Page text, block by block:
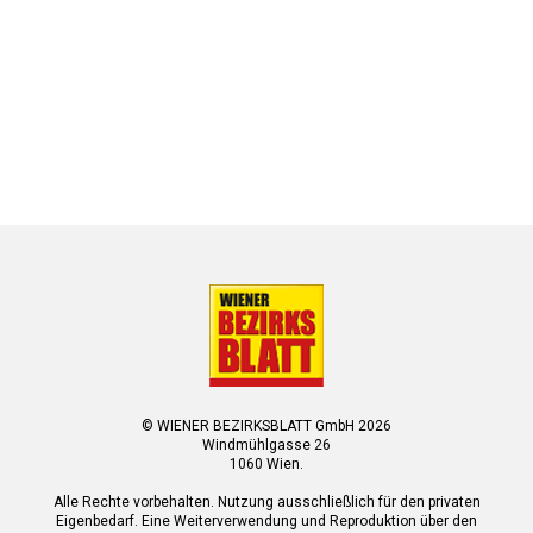
© WIENER BEZIRKSBLATT GmbH 2026
Windmühlgasse 26
1060 Wien.
Alle Rechte vorbehalten. Nutzung ausschließlich für den privaten
Eigenbedarf. Eine Weiterverwendung und Reproduktion über den